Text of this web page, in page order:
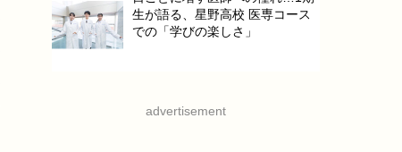
生が語る、星野高校 医専コース
での「学びの楽しさ」
advertisement